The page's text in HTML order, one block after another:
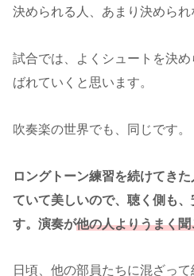
決められる人、あまり決められ
試合では、よくシュートを決
ばれていくと思います。
吹奏楽の世界でも、同じです。
ロングトーン練習を続けてき
ていて美しいので、聴く側も
す。演奏が他の人よりうまく
日頃、他の部員たちに混ざっ